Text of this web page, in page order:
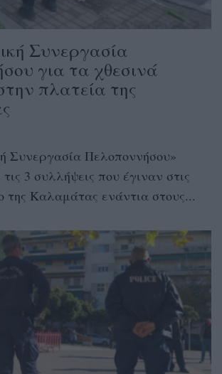
Συνεργασία
για τα χθεσινά
πλατεία της
Συνεργασία Πελοποννήσου»
3 συλλήψεις που έγιναν στις
της Καλαμάτας ενάντια στους...